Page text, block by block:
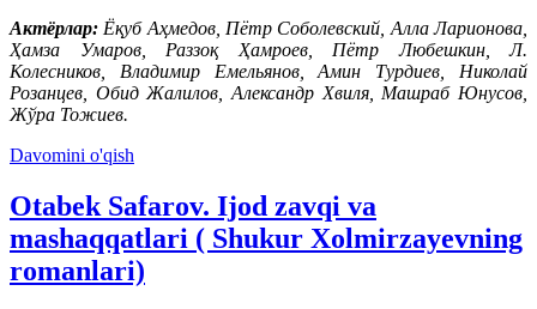
Актёрлар: Ёқуб Аҳмедов, Пётр Соболевский, Алла Ларионова,
Ҳамза Умаров, Раззоқ Ҳамроев, Пётр Любешкин, Л.
Колесников, Владимир Емельянов, Амин Турдиев, Николай
Розанцев, Обид Жалилов, Александр Хвиля, Машраб Юнусов,
Жўра Тожиев.
Davomini o'qish
Otabek Safarov. Ijod zavqi va
mashaqqatlari ( Shukur Xolmirzayevning
romanlari)